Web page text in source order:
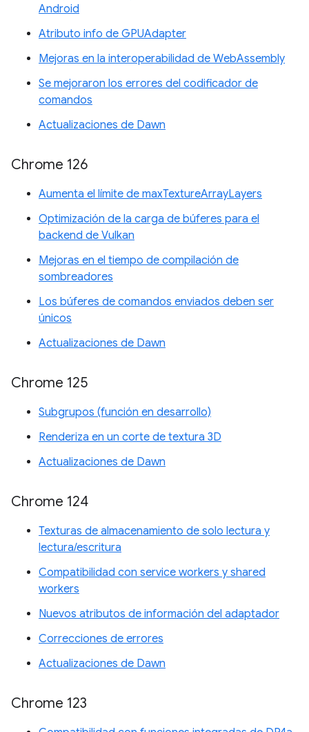
Android
Atributo info de GPUAdapter
Mejoras en la interoperabilidad de WebAssembly
Se mejoraron los errores del codificador de
comandos
Actualizaciones de Dawn
Chrome 126
Aumenta el límite de maxTextureArrayLayers
Optimización de la carga de búferes para el
backend de Vulkan
Mejoras en el tiempo de compilación de
sombreadores
Los búferes de comandos enviados deben ser
únicos
Actualizaciones de Dawn
Chrome 125
Subgrupos (función en desarrollo)
Renderiza en un corte de textura 3D
Actualizaciones de Dawn
Chrome 124
Texturas de almacenamiento de solo lectura y
lectura/escritura
Compatibilidad con service workers y shared
workers
Nuevos atributos de información del adaptador
Correcciones de errores
Actualizaciones de Dawn
Chrome 123